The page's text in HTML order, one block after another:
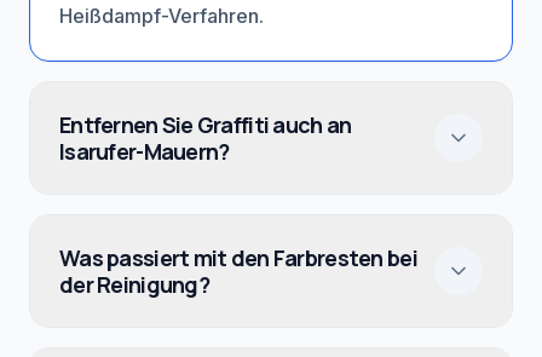
Heißdampf-Verfahren.
Entfernen Sie Graffiti auch an
Isarufer-Mauern?
Was passiert mit den Farbresten bei
der Reinigung?